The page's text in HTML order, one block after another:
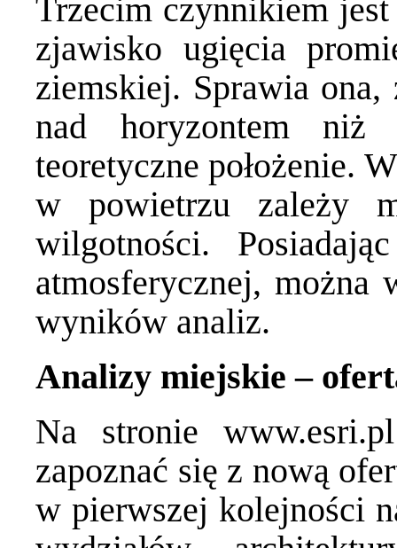
Trzecim czynnikiem
zjawisko ugięcia
ziemskiej. Sprawia ona,
nad horyzontem niż
teoretyczne położenie.
w powietrzu zależy
wilgotności.
atmosferycznej, można
wyników analiz.
Analizy miejskie –
Na stronie
zapoznać się z nową
w pierwszej kolejności